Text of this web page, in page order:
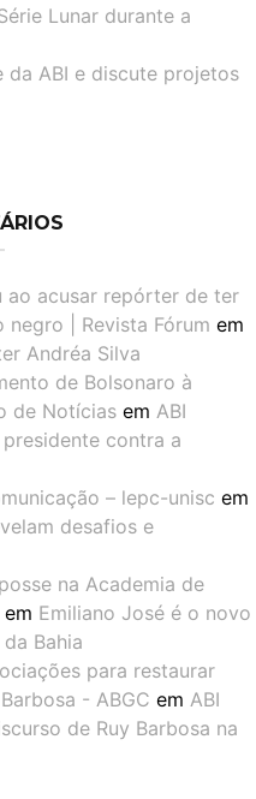
Lunar durante a
da ABI e discute projetos
ao acusar repórter de ter
| Revista Fórum em
Andréa Silva
de Bolsonaro à
de Notícias em ABI
contra a
– lepc-unisc em
desafios e
na Academia de
em Emiliano José é o novo
Bahia
para restaurar
- ABGC em ABI
de Ruy Barbosa na